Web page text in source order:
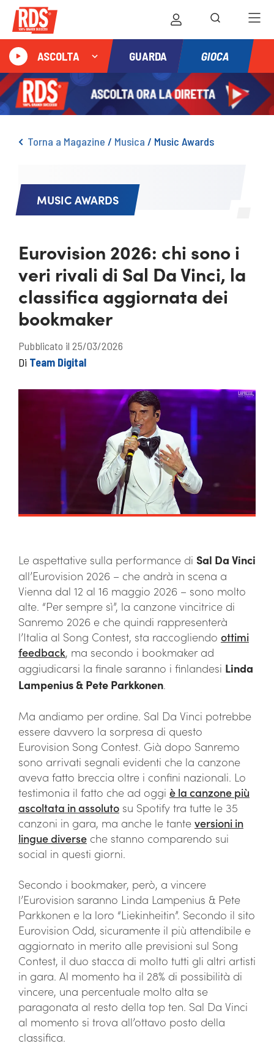
ASCOLTA GUARDA GIOCA
Torna a Magazine / Musica / Music Awards
MUSIC AWARDS
Eurovision 2026: chi sono i
veri rivali di Sal Da Vinci, la
classifica aggiornata dei
bookmaker
Pubblicato il 25/03/2026
Di Team Digital
Le aspettative sulla performance di Sal Da Vinci
all’Eurovision 2026 – che andrà in scena a
Vienna dal 12 al 16 maggio 2026 – sono molto
alte. “Per sempre sì”, la canzone vincitrice di
Sanremo 2026 e che quindi rappresenterà
l’Italia al Song Contest, sta raccogliendo ottimi
feedback, ma secondo i bookmaker ad
aggiudicarsi la finale saranno i finlandesi Linda
Lampenius & Pete Parkkonen.
Ma andiamo per ordine. Sal Da Vinci potrebbe
essere davvero la sorpresa di questo
Eurovision Song Contest. Già dopo Sanremo
sono arrivati segnali evidenti che la canzone
aveva fatto breccia oltre i confini nazionali. Lo
testimonia il fatto che ad oggi è la canzone più
ascoltata in assoluto su Spotify tra tutte le 35
canzoni in gara, ma anche le tante versioni in
lingue diverse che stanno comparendo sui
social in questi giorni.
Secondo i bookmaker, però, a vincere
l’Eurovision saranno Linda Lampenius & Pete
Parkkonen e la loro “Liekinheitin”. Secondo il sito
Eurovision Odd, sicuramente il più attendibile e
aggiornato in merito alle previsioni sul Song
Contest, il duo stacca di molto tutti gli altri artisti
in gara. Al momento ha il 28% di possibilità di
vincere, una percentuale molto alta se
paragonata al resto della top ten. Sal Da Vinci
al momento si trova all’ottavo posto della
classifica.